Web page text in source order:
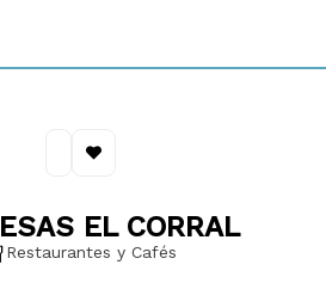
EL CORRAL
Restaurantes y Cafés